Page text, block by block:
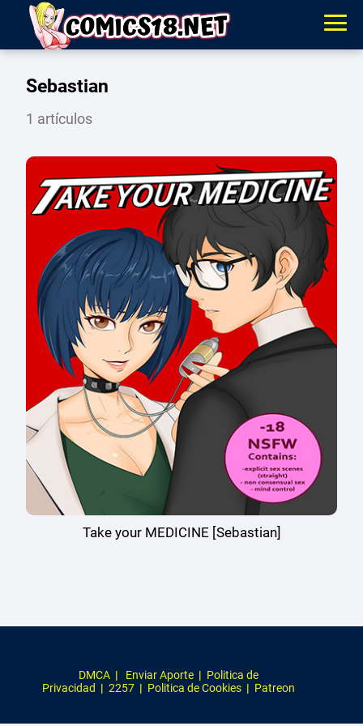
Sebastian
1 artículos
Take your MEDICINE [Sebastian]
DMCA | Enviar Aporte | Politica de
Privacidad | 2257 | Politica de Cookies | Patreon